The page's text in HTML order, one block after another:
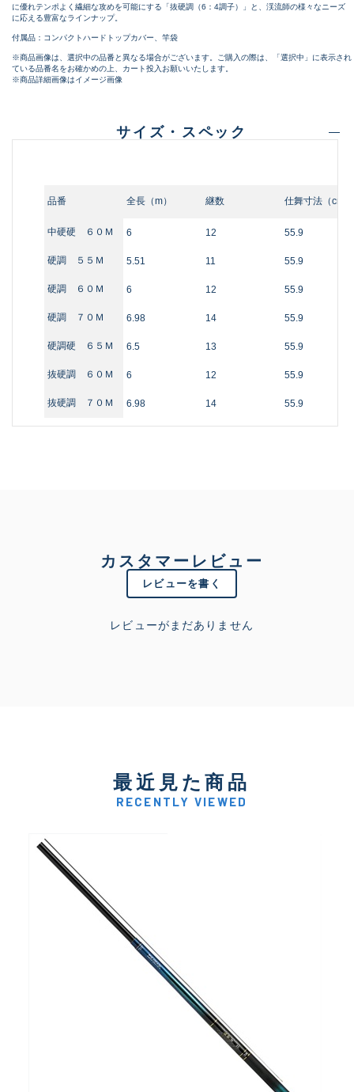
に優れテンポよく繊細な攻めを可能にする「抜硬調（6：4調子）」と、渓流師の様々なニーズ
に応える豊富なラインナップ。
付属品：コンパクトハードトップカバー、竿袋
※商品画像は、選択中の品番と異なる場合がございます。ご購入の際は、「選択中」に表示され
ている品番名をお確かめの上、カート投入お願いいたします。
※商品詳細画像はイメージ画像
サイズ・スペック
品番 全長（m） 継数 仕舞寸法（cm）
中硬硬 ６０Ｍ 6 12 55.9
硬調 ５５Ｍ 5.51 11 55.9
硬調 ６０Ｍ 6 12 55.9
硬調 ７０Ｍ 6.98 14 55.9
硬調硬 ６５Ｍ 6.5 13 55.9
抜硬調 ６０Ｍ 6 12 55.9
抜硬調 ７０Ｍ 6.98 14 55.9
カスタマーレビュー
レビューを書く
レビューがまだありません
最近見た商品
RECENTLY VIEWED